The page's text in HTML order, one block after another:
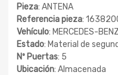
Pieza: ANTENA
Referencia pieza:
Vehículo: MERCEDES-
Estado: Material de
Nº Puertas: 5
Ubicación: Almacenada